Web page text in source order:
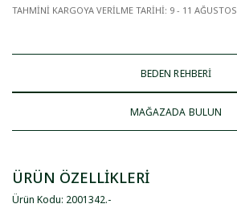
TAHMİNİ KARGOYA VERİLME TARİHİ: 9 - 11 AĞUSTOS
BEDEN REHBERİ
MAĞAZADA BULUN
ÜRÜN ÖZELLİKLERİ
Ürün Kodu: 2001342.-